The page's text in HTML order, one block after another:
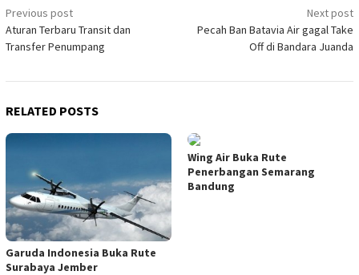
Post
navigation
Previous post
Aturan Terbaru Transit dan
Transfer Penumpang
Next post
Pecah Ban Batavia Air gagal Take
Off di Bandara Juanda
RELATED POSTS
Garuda Indonesia Buka Rute
Surabaya Jember
Wing Air Buka Rute
Penerbangan Semarang
Bandung